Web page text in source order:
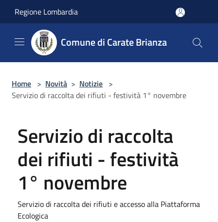
Regione Lombardia
Comune di Carate Brianza
Home > Novità > Notizie >
Servizio di raccolta dei rifiuti - festività 1° novembre
Servizio di raccolta
dei rifiuti - festività
1° novembre
Servizio di raccolta dei rifiuti e accesso alla Piattaforma
Ecologica